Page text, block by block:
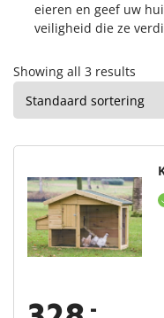
eieren en geef uw
veiligheid die ze
Showing all 3 results
-